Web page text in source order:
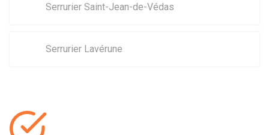
Serrurier Saint-Jean-de-Védas
Serrurier Lavérune